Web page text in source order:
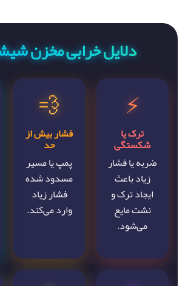
دلایل خرابی مخزن
⚡
ترک یا
شکستگی
ضربه یا فشار
زیاد باعث
ایجاد ترک و
نشت مایع
می‌شود.
💨
فشار بیش از
حد
پمپ یا مسیر
مسدود شده
فشار زیاد
وارد می‌کند.